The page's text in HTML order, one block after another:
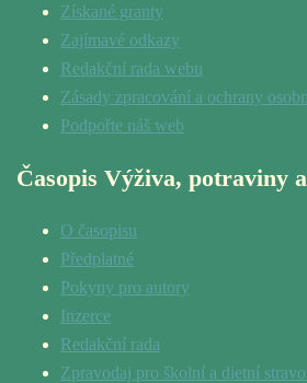
Získané granty
Zajímavé odkazy
Redakční rada webu
Zásady zpracování a ochrany
Podpořte náš web
Časopis Výživa, potraviny
O časopisu
Předplatné
Pokyny pro autory
Inzerce
Redakční rada
Zpravodaj pro školní a dietní